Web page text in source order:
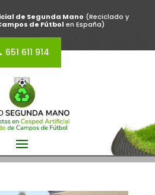
de Segunda Mano (Reciclado y
de Fútbol en España)
651 611 914